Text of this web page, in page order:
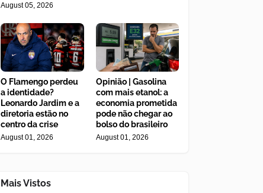
August 05, 2026
O Flamengo perdeu
a identidade?
Leonardo Jardim e a
diretoria estão no
centro da crise
August 01, 2026
Opinião | Gasolina
com mais etanol: a
economia prometida
pode não chegar ao
bolso do brasileiro
August 01, 2026
Mais Vistos